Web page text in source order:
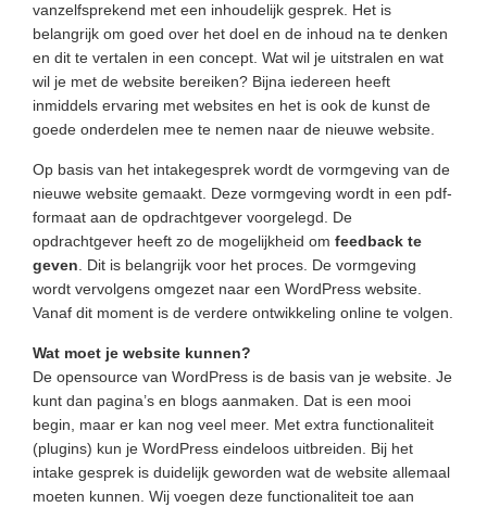
vanzelfsprekend met een inhoudelijk gesprek. Het is
belangrijk om goed over het doel en de inhoud na te denken
en dit te vertalen in een concept. Wat wil je uitstralen en wat
wil je met de website bereiken? Bijna iedereen heeft
inmiddels ervaring met websites en het is ook de kunst de
goede onderdelen mee te nemen naar de nieuwe website.
Op basis van het intakegesprek wordt de vormgeving van de
nieuwe website gemaakt. Deze vormgeving wordt in een pdf-
formaat aan de opdrachtgever voorgelegd. De
opdrachtgever heeft zo de mogelijkheid om feedback te
geven . Dit is belangrijk voor het proces. De vormgeving
wordt vervolgens omgezet naar een WordPress website.
Vanaf dit moment is de verdere ontwikkeling online te volgen.
Wat moet je website kunnen?
De opensource van WordPress is de basis van je website. Je
kunt dan pagina’s en blogs aanmaken. Dat is een mooi
begin, maar er kan nog veel meer. Met extra functionaliteit
(plugins) kun je WordPress eindeloos uitbreiden. Bij het
intake gesprek is duidelijk geworden wat de website allemaal
moeten kunnen. Wij voegen deze functionaliteit toe aan